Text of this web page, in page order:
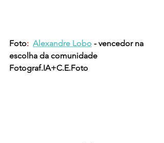
Foto: Alexandre Lobo - vencedor na
escolha da comunidade
Fotograf.IA+C.E.Foto